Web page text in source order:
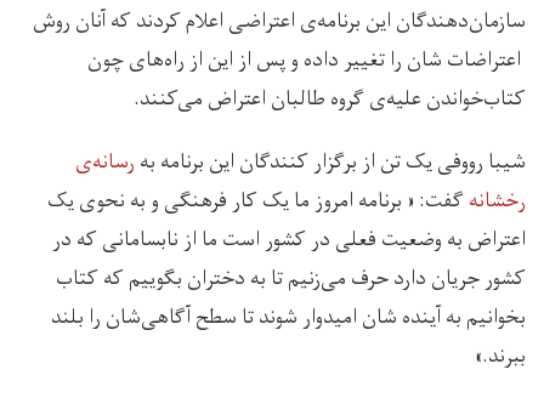
سازمان‌دهندگان این برنامه‌ی اعتراضی اعلام کردند که آنان روش
اعتراضات شان را تغییر داده و پس از این از راه‌‌های چون
کتاب‌خواندن علیه‌ی گروه طالبان اعتراض می‌کنند.
شیبا رووفی یک تن از برگزار کنندگان این برنامه بهرسانه‌ی
رخشانهگفت: « برنامه امروز ما یک کار فرهنگی و به نحوی یک
اعتراض به وضعیت فعلی در کشور است ما از نابسامانی که در
کشور جریان دارد حرف می‌زنیم تا به دختران بگوییم که کتاب‌
بخوانیم به آینده شان امیدوار شوند تا سطح آگاهی‌شان را بلند
ببرند.»